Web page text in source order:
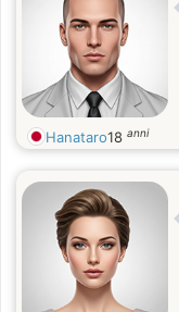
Hanataro18 anni